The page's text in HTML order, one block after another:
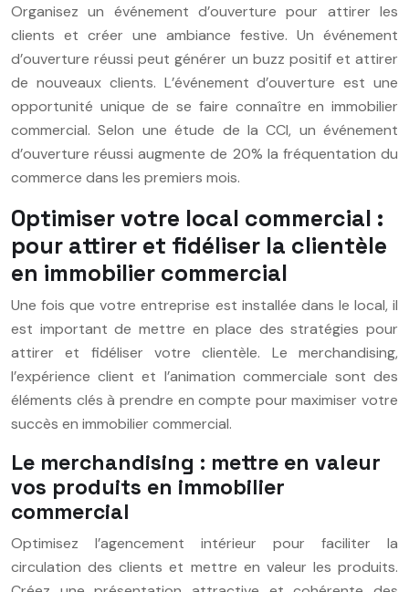
Organisez un événement d’ouverture pour attirer les
clients et créer une ambiance festive. Un événement
d’ouverture réussi peut générer un buzz positif et attirer
de nouveaux clients. L’événement d’ouverture est une
opportunité unique de se faire connaître en immobilier
commercial. Selon une étude de la CCI, un événement
d’ouverture réussi augmente de 20% la fréquentation du
commerce dans les premiers mois.
Optimiser votre local commercial :
pour attirer et fidéliser la clientèle
en immobilier commercial
Une fois que votre entreprise est installée dans le local, il
est important de mettre en place des stratégies pour
attirer et fidéliser votre clientèle. Le merchandising,
l’expérience client et l’animation commerciale sont des
éléments clés à prendre en compte pour maximiser votre
succès en immobilier commercial.
Le merchandising : mettre en valeur
vos produits en immobilier
commercial
Optimisez l’agencement intérieur pour faciliter la
circulation des clients et mettre en valeur les produits.